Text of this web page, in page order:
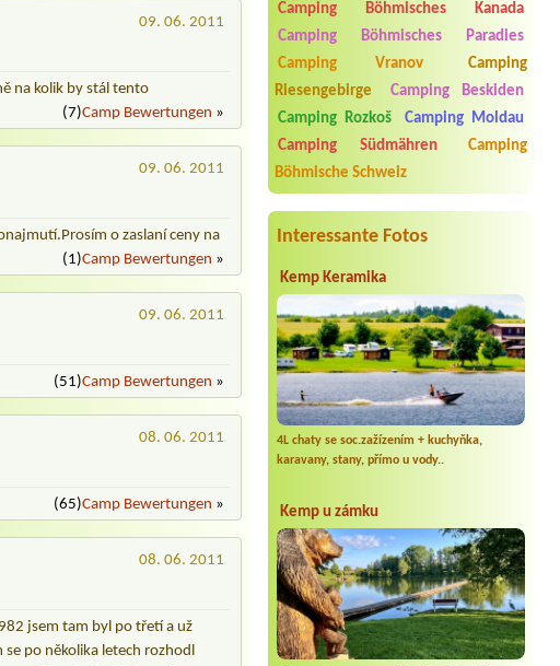
Termin ab 2026-08-05 |Kemp
Rožmberk
2x4B Bungalow, 4 Personen+Kind 15
Jahre Alt
Termin ab 2026-09-05 |Camping Fox
Český Krumlov
1x Stellplatz für Renault Trafic (Größe
wie VW Bulli), Strom, 2 Erw., gerne
Červený Hrádek
Camping Böhmisches Kanada
Camping Böhmisches Paradies
Camping Vranov
Camping
Riesengebirge
Camping Beskiden
Camping Rozkoš
Camping Moldau
Camping Südmähren
Camping
Böhmische Schweiz
Interessante Fotos
Kemp Keramika
4L chaty se soc.zažízením + kuchyňka,
karavany, stany, přímo u vody..
Kemp u zámku
09. 06. 2011
na kolik by stál tento
(7)Camp Bewertungen »
09. 06. 2011
o zaslaní ceny na
(1)Camp Bewertungen »
09. 06. 2011
(51)Camp Bewertungen »
08. 06. 2011
(65)Camp Bewertungen »
08. 06. 2011
jsem tam byl po třetí a už
po několika letech rozhodl